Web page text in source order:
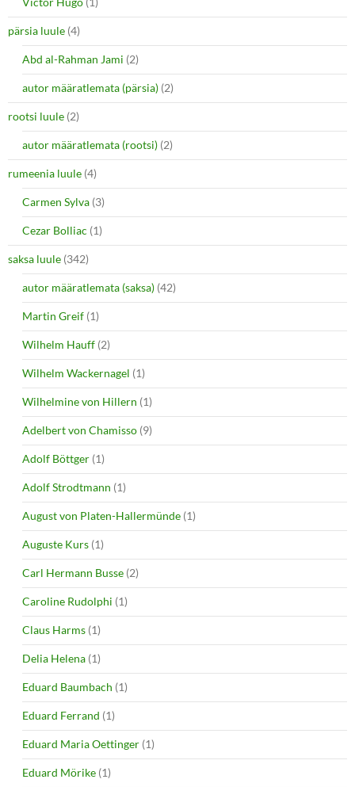
pärsia luule (4)
Abd al-Rahman Jami (2)
autor määratlemata (pärsia) (2)
rootsi luule (2)
autor määratlemata (rootsi) (2)
rumeenia luule (4)
Carmen Sylva (3)
Cezar Bolliac (1)
saksa luule (342)
autor määratlemata (saksa) (42)
Martin Greif (1)
Wilhelm Hauff (2)
Wilhelm Wackernagel (1)
Wilhelmine von Hillern (1)
Adelbert von Chamisso (9)
Adolf Böttger (1)
Adolf Strodtmann (1)
August von Platen-Hallermünde (1)
Auguste Kurs (1)
Carl Hermann Busse (2)
Caroline Rudolphi (1)
Claus Harms (1)
Delia Helena (1)
Eduard Baumbach (1)
Eduard Ferrand (1)
Eduard Maria Oettinger (1)
Eduard Mörike (1)